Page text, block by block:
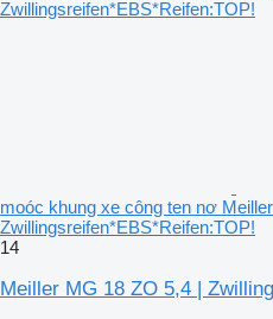
moóc khung xe công ten nơ
Zwillingsreifen*EBS*Reifen:TOP!
14
Meiller MG 18 ZO 5,4 |